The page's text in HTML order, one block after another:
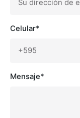
Celular*
Mensaje*